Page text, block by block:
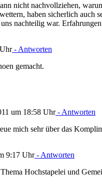
nicht nachvollziehen,
haben sicherlich auch
nachteilig war.
- Antworten
gemacht.
um 18:58 Uhr- Antworten
mich sehr über das
9:17 Uhr- Antworten
Hochstapelei und